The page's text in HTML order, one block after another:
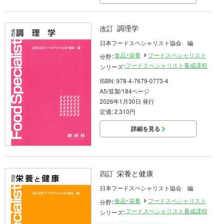
改訂 調理学
日本フードスペシャリスト協会 編
分野：食品・栄養
フードスペシャリスト
シリーズ：フードスペシャリスト養成課程
ISBN: 978-4-7679-0773-4
A5/並製/184ページ
2026年1月30日 発行
定価: 2,310円
詳細を見る
四訂 栄養と健康
日本フードスペシャリスト協会 編
分野：食品・栄養
フードスペシャリスト
シリーズ：フードスペシャリスト養成課程